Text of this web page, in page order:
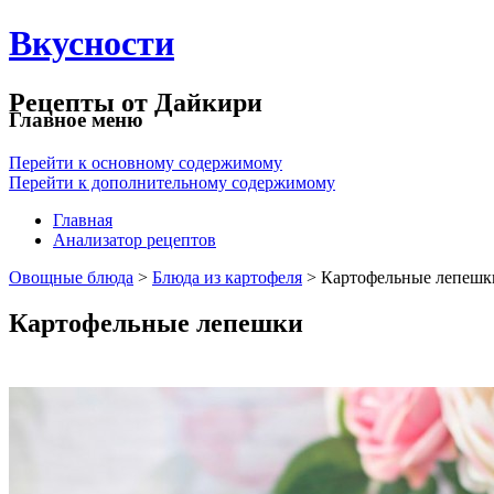
Вкусности
Рецепты от Дайкири
Главное меню
Перейти к основному содержимому
Перейти к дополнительному содержимому
Главная
Анализатор рецептов
Овощные блюда > Блюда из картофеля > Картофельные
Картофельные лепешки